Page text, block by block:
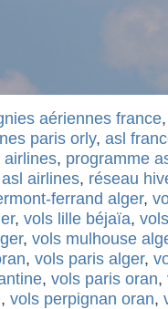
aériennes france
paris orly, asl
airlines, programme
airlines, réseau
ferrand alger,
, vols lille béjaïa,
, vols mulhouse
, vols paris alger,
, vols paris oran,
, vols perpignan oran,